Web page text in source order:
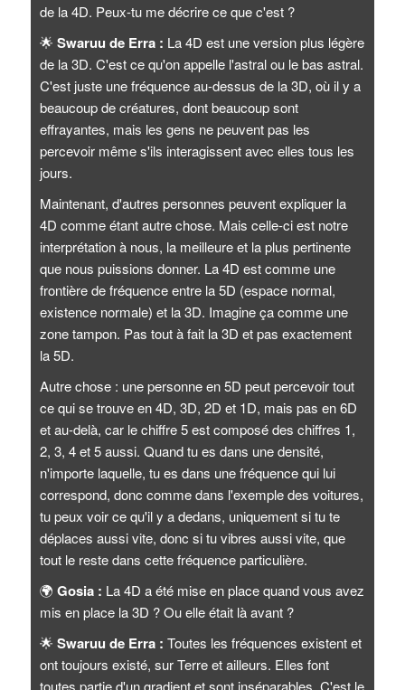
de la 4D. Peux-tu me décrire ce que c'est ?
🌟 Swaruu de Erra : La 4D est une version plus légère
de la 3D. C'est ce qu'on appelle l'astral ou le bas astral.
C'est juste une fréquence au-dessus de la 3D, où il y a
beaucoup de créatures, dont beaucoup sont
effrayantes, mais les gens ne peuvent pas les
percevoir même s'ils interagissent avec elles tous les
jours.
Maintenant, d'autres personnes peuvent expliquer la
4D comme étant autre chose. Mais celle-ci est notre
interprétation à nous, la meilleure et la plus pertinente
que nous puissions donner. La 4D est comme une
frontière de fréquence entre la 5D (espace normal,
existence normale) et la 3D. Imagine ça comme une
zone tampon. Pas tout à fait la 3D et pas exactement
la 5D.
Autre chose : une personne en 5D peut percevoir tout
ce qui se trouve en 4D, 3D, 2D et 1D, mais pas en 6D
et au-delà, car le chiffre 5 est composé des chiffres 1,
2, 3, 4 et 5 aussi. Quand tu es dans une densité,
n'importe laquelle, tu es dans une fréquence qui lui
correspond, donc comme dans l'exemple des voitures,
tu peux voir ce qu'il y a dedans, uniquement si tu te
déplaces aussi vite, donc si tu vibres aussi vite, que
tout le reste dans cette fréquence particulière.
🌍 Gosia : La 4D a été mise en place quand vous avez
mis en place la 3D ? Ou elle était là avant ?
🌟 Swaruu de Erra : Toutes les fréquences existent et
ont toujours existé, sur Terre et ailleurs. Elles font
toutes partie d'un gradient et sont inséparables. C'est le